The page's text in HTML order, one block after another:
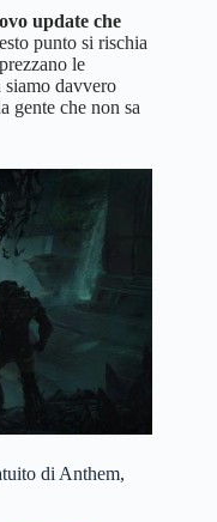
update che
punto si rischia
le
siamo davvero
gente che non sa
di Anthem,